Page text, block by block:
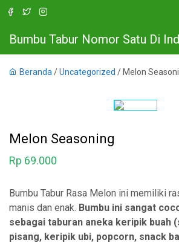
Bumbu Tabur Nomor Satu Di
Beranda /Uncategorized / Melon
Melon Seasoning
Rp 69.000
Bumbu Tabur Rasa Melon ini memiliki
manis dan enak. Bumbu ini sangat
sebagai taburan aneka keripik buah
pisang, keripik ubi, popcorn, snack